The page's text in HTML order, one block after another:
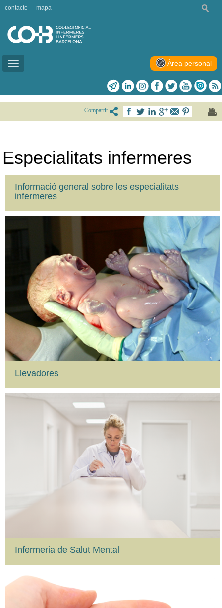
Toggle
contacte mapa
Àrea personal
Compartir
Especialitats infermeres
Informació general sobre les especialitats
infermeres
Llevadores
Infermeria de Salut Mental